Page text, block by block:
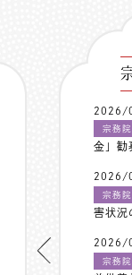
2026/
宗務院
金」勧
2026/
宗務院
害状況
2026/
宗務院